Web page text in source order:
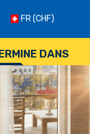
FR(CHF)
DANS
--